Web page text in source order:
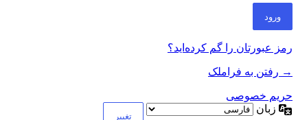
رمز عبورتان را گم کرده‌اید؟
→ رفتن به فراملک
حریم خصوصی
زبان